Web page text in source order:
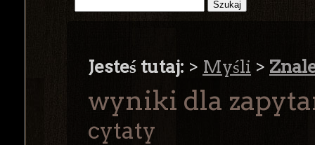
Jesteś tutaj: > Myśli >
wyniki dla
cytaty